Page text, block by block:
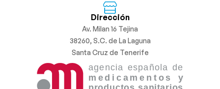
Dirección
Av. Milan 16 Tejina
38260, S.C. de La Laguna
Santa Cruz de Tenerife